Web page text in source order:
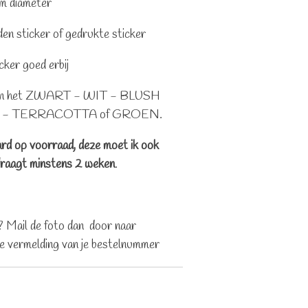
diameter
sticker of gedrukte sticker
goed erbij
het ZWART - WIT - BLUSH
TERRACOTTA of GROEN.
op voorraad, deze moet ik ook
minstens 2 weken.
Mail de foto dan door naar
vermelding van je bestelnummer